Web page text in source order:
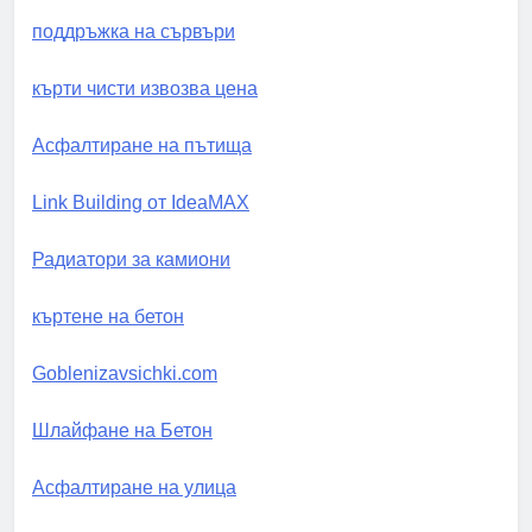
поддръжка на сървъри
кърти чисти извозва цена
Асфалтиране на пътища
Link Building от IdeaMAX
Радиатори за камиони
къртене на бетон
Goblenizavsichki.com
Шлайфане на Бетон
Асфалтиране на улица